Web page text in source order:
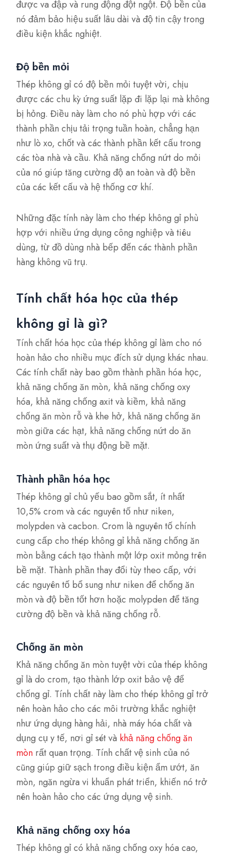
được va đập và rung động đột ngột. Độ bền của
nó đảm bảo hiệu suất lâu dài và độ tin cậy trong
điều kiện khắc nghiệt.
Độ bền mỏi
Thép không gỉ có độ bền mỏi tuyệt vời, chịu
được các chu kỳ ứng suất lặp đi lặp lại mà không
bị hỏng. Điều này làm cho nó phù hợp với các
thành phần chịu tải trọng tuần hoàn, chẳng hạn
như lò xo, chốt và các thành phần kết cấu trong
các tòa nhà và cầu. Khả năng chống nứt do mỏi
của nó giúp tăng cường độ an toàn và độ bền
của các kết cấu và hệ thống cơ khí.
Những đặc tính này làm cho thép không gỉ phù
hợp với nhiều ứng dụng công nghiệp và tiêu
dùng, từ đồ dùng nhà bếp đến các thành phần
hàng không vũ trụ.
Tính chất hóa học của thép
không gỉ là gì?
Tính chất hóa học của thép không gỉ làm cho nó
hoàn hảo cho nhiều mục đích sử dụng khác nhau.
Các tính chất này bao gồm thành phần hóa học,
khả năng chống ăn mòn, khả năng chống oxy
hóa, khả năng chống axit và kiềm, khả năng
chống ăn mòn rỗ và khe hở, khả năng chống ăn
mòn giữa các hạt, khả năng chống nứt do ăn
mòn ứng suất và thụ động bề mặt.
Thành phần hóa học
Thép không gỉ chủ yếu bao gồm sắt, ít nhất
10,5% crom và các nguyên tố như niken,
molypden và cacbon. Crom là nguyên tố chính
cung cấp cho thép không gỉ khả năng chống ăn
mòn bằng cách tạo thành một lớp oxit mỏng trên
bề mặt. Thành phần thay đổi tùy theo cấp, với
các nguyên tố bổ sung như niken để chống ăn
mòn và độ bền tốt hơn hoặc molypden để tăng
cường độ bền và khả năng chống rỗ.
Chống ăn mòn
Khả năng chống ăn mòn tuyệt vời của thép không
gỉ là do crom, tạo thành lớp oxit bảo vệ để
chống gỉ. Tính chất này làm cho thép không gỉ trở
nên hoàn hảo cho các môi trường khắc nghiệt
như ứng dụng hàng hải, nhà máy hóa chất và
dụng cụ y tế, nơi gỉ sét và khả năng chống ăn
mòn rất quan trọng. Tính chất vệ sinh của nó
cũng giúp giữ sạch trong điều kiện ẩm ướt, ăn
mòn, ngăn ngừa vi khuẩn phát triển, khiến nó trở
nên hoàn hảo cho các ứng dụng vệ sinh.
Khả năng chống oxy hóa
Thép không gỉ có khả năng chống oxy hóa cao,